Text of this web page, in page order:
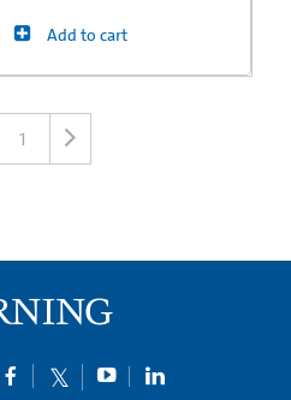
Add to cart
1